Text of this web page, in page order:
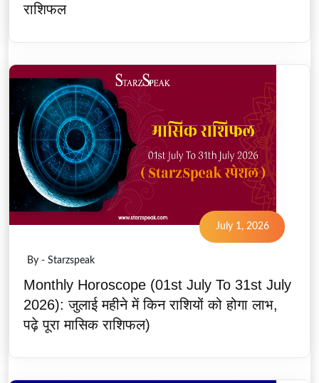
राशिफल
July 1, 2026
By - Starzspeak
Monthly Horoscope (01st July To 31st July
2026): जुलाई महीने में किन राशियों को होगा लाभ,
पढ़े पूरा मासिक राशिफल)